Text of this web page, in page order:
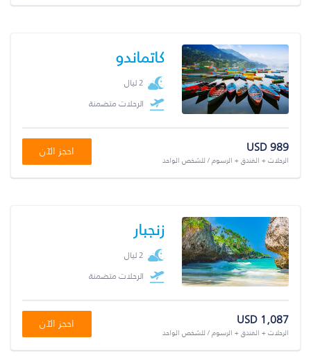
كاتماندو
2 ليال
الرحلات متضمنة
USD 989
الرحلات + الفندق + الرسوم / للشخص الواحد
احجز الآن
زنجبار
2 ليال
الرحلات متضمنة
USD 1,087
الرحلات + الفندق + الرسوم / للشخص الواحد
احجز الآن